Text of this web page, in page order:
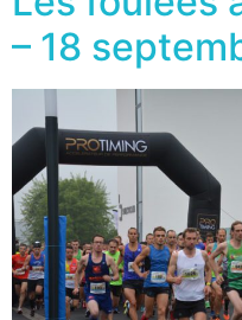
– 18